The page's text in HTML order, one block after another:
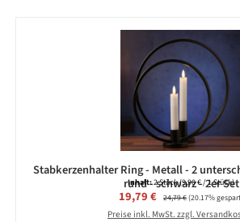
Stabkerzenhalter Ring - Metall - 2
rund - schwarz - 2er Set
Inhalt:2 Stück(9,90 € / 1 Stück)
Verkaufspreis:
19,79 € Regulärer Preis:
24,79 €(20.17%
Preise inkl. MwSt. zzgl.